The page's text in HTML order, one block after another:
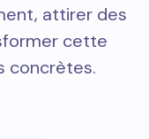
attirer des
cette
concrètes.